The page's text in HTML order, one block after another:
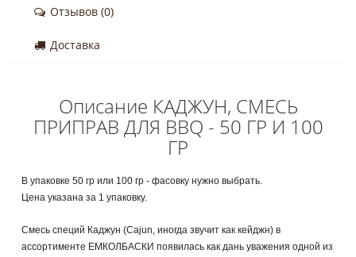
Отзывов (0)
Доставка
Описание КАДЖУН, СМЕСЬ
ПРИПРАВ ДЛЯ BBQ - 50 ГР И 100
ГР
В упаковке 50 гр или 100 гр - фасовку нужно выбрать.
Цена указана за 1 упаковку.
Смесь специй Каджун (Cajun, иногда звучит как кейджн) в
ассортименте ЕМКОЛБАСКИ появилась как дань уважения одной из